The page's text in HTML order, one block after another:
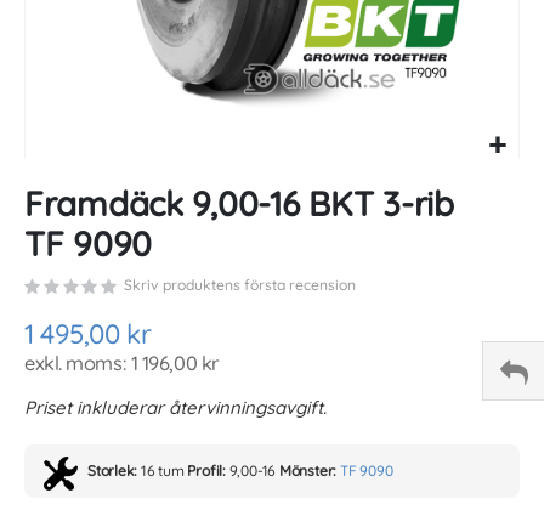
to
the
beginning
the
images
gallery
Framdäck 9,00-16 BKT 3-rib
TF 9090
Skriv produktens första recension
1 495,00 kr
1 196,00 kr
Priset inkluderar återvinningsavgift.
Storlek: 16 tum Profil:9,00-16 Mönster: TF 9090